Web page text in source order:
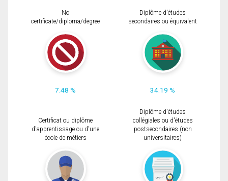
No
certificate/diploma/degree
7.48 %
Diplôme d'études
secondaires ou équivalent
34.19 %
Certificat ou diplôme
d'apprentissage ou d'une
école de métiers
Diplôme d'études
collégiales ou d'études
postsecondaires (non
universitaires)